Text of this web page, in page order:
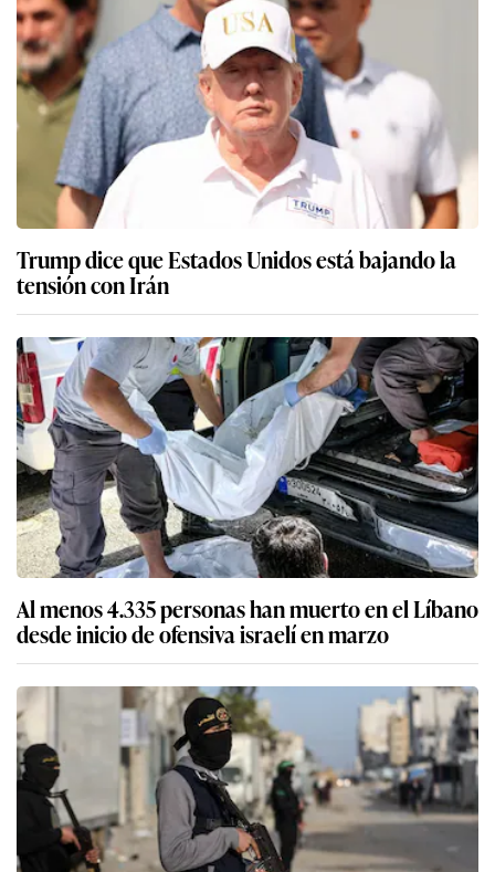
Trump dice que Estados Unidos está bajando la
tensión con Irán
Al menos 4.335 personas han muerto en el Líbano
desde inicio de ofensiva israelí en marzo